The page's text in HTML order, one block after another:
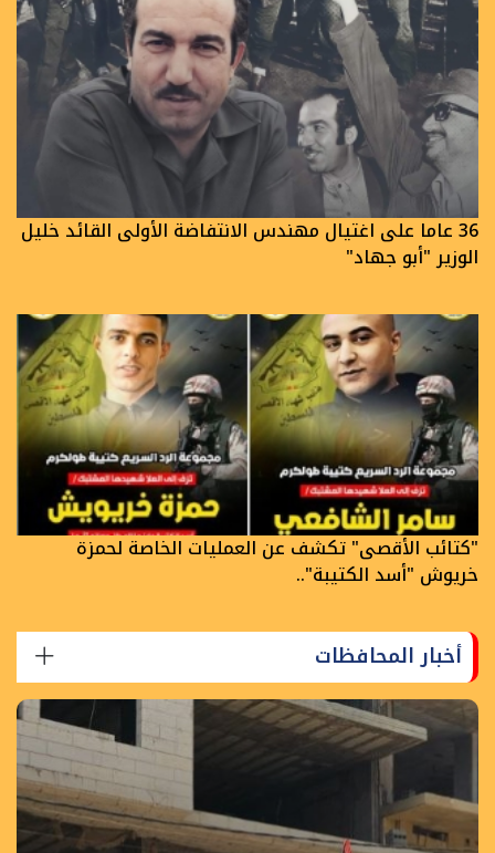
36 عاما على اغتيال مهندس الانتفاضة الأولى القائد خليل
الوزير "أبو جهاد"
"كتائب الأقصى" تكشف عن العمليات الخاصة لحمزة
خريوش "أسد الكتيبة"..
أخبار المحافظات